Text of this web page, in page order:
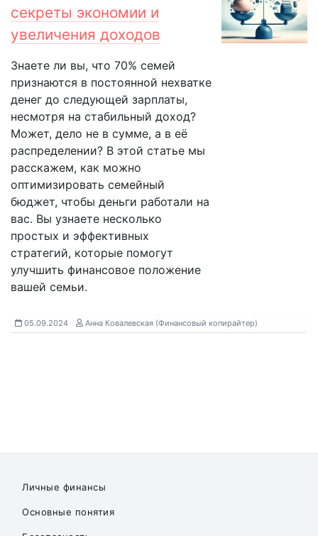
секреты экономии и
увеличения доходов
Знаете ли вы, что 70% семей
признаются в постоянной нехватке
денег до следующей зарплаты,
несмотря на стабильный доход?
Может, дело не в сумме, а в её
распределении? В этой статье мы
расскажем, как можно
оптимизировать семейный
бюджет, чтобы деньги работали на
вас. Вы узнаете несколько
простых и эффективных
стратегий, которые помогут
улучшить финансовое положение
вашей семьи.
05.09.2024 Анна Ковалевская (Финансовый копирайтер)
Личные финансы
Основные понятия